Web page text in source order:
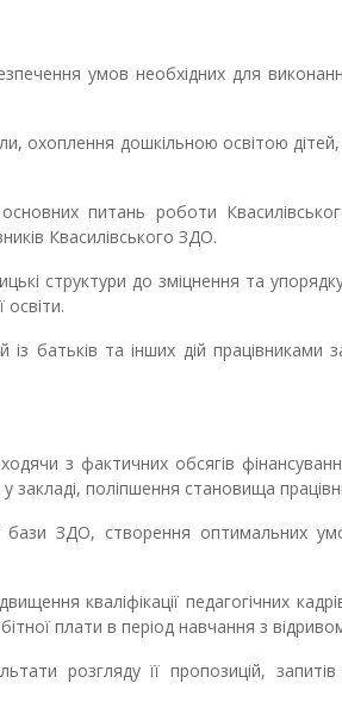
умов необхідних для
охоплення дошкільною освітою
питань роботи
Квасилівського ЗДО.
структури до зміцнення та
освіти.
батьків та інших дій працівниками
з фактичних обсягів
поліпшення становища
бази ЗДО, створення оптимальних
кваліфікації педагогічних
плати в період навчання з
розгляду її пропозицій,